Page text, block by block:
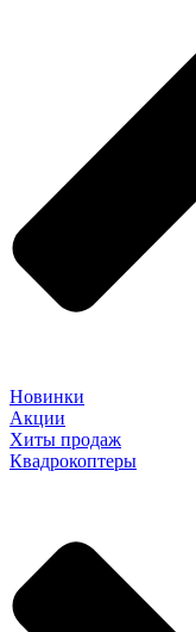
Новинки
Акции
Хиты продаж
Квадрокоптеры